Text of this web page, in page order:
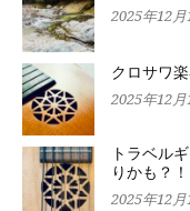
2025年12月
クロサワ
2025年12月
トラベル
りかも？！
2025年12月